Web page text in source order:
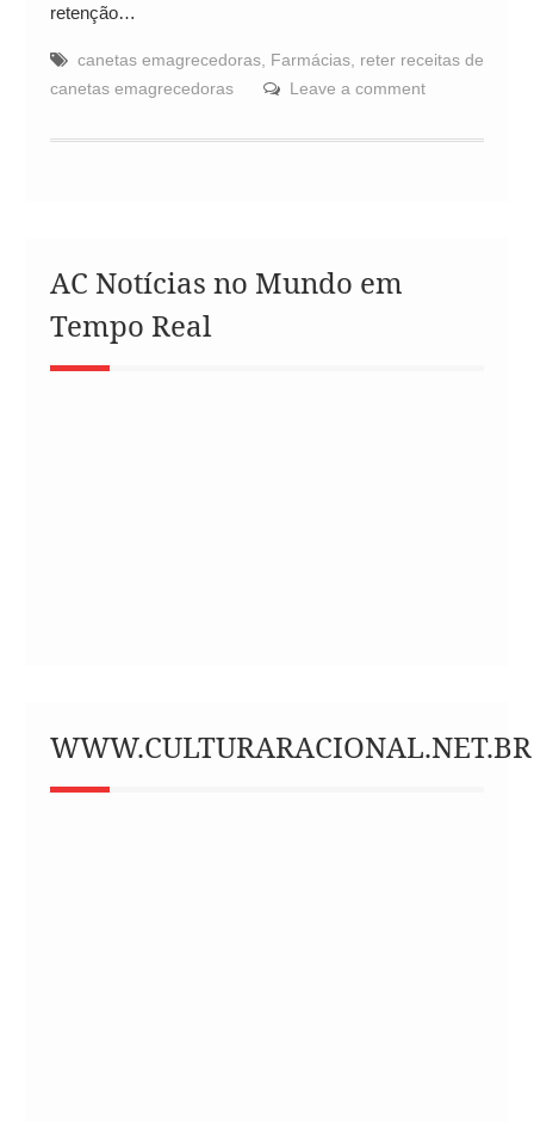
retenção…
canetas emagrecedoras, Farmácias, reter receitas de
canetas emagrecedoras
Leave a comment
AC Notícias no Mundo em
Tempo Real
WWW.CULTURARACIONAL.NET.BR